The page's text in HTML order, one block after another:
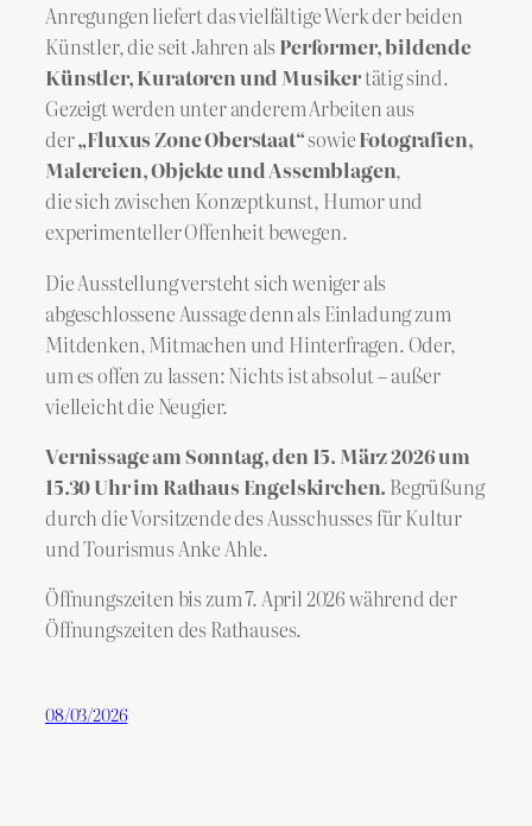
Anregungen liefert das vielfältige Werk der beiden
Künstler, die seit Jahren alsPerformer, bildende
Künstler, Kuratoren und Musikertätig sind.
Gezeigt werden unter anderem Arbeiten aus
der„Fluxus Zone Oberstaat“sowieFotografien,
Malereien, Objekte und Assemblagen,
die sich zwischen Konzeptkunst, Humor und
experimenteller Offenheit bewegen.
Die Ausstellung versteht sich weniger als
abgeschlossene Aussage denn als Einladung zum
Mitdenken, Mitmachen und Hinterfragen. Oder,
um es offen zu lassen: Nichts ist absolut – außer
vielleicht die Neugier.
Vernissage am Sonntag, den 15. März 2026 um
15.30 Uhr im Rathaus Engelskirchen. Begrüßung
durch die Vorsitzende des Ausschusses für Kultur
und Tourismus Anke Ahle.
Öffnungszeiten bis zum 7. April 2026 während der
Öffnungszeiten des Rathauses.
08/03/2026